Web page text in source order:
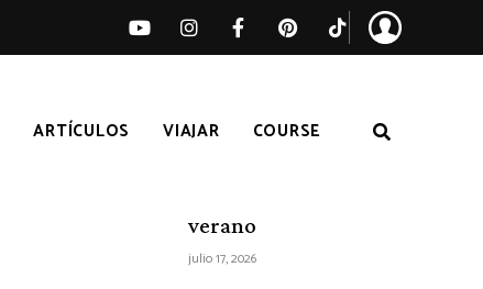
ARTÍCULOS VIAJAR COURSE
verano
julio 17, 2026